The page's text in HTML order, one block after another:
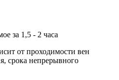
за 1,5 - 2 часа
от проходимости вен
срока непрерывного